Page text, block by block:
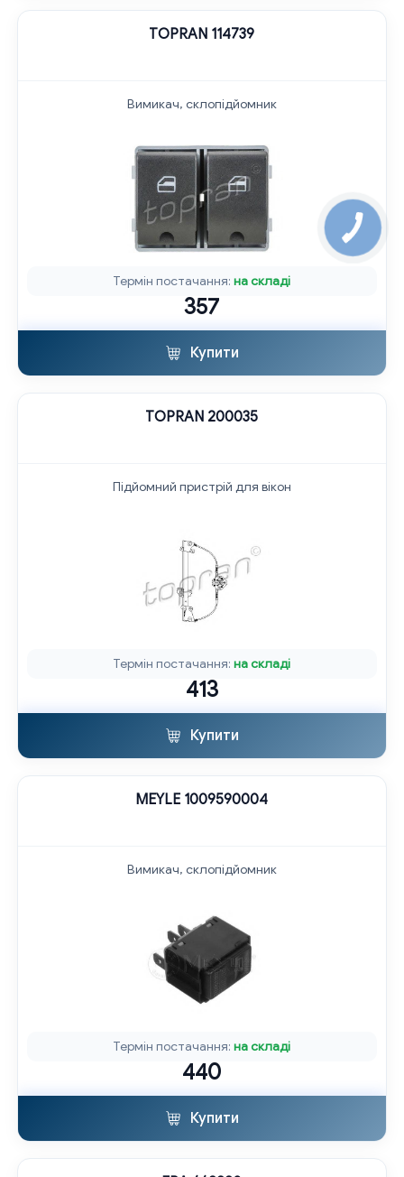
TOPRAN 114739
Вимикач, склопідйомник
Термін постачання:на складі
357
Купити
TOPRAN 200035
Підйомний пристрій для вікон
Термін постачання:на складі
413
Купити
MEYLE 1009590004
Вимикач, склопідйомник
Термін постачання:на складі
440
Купити